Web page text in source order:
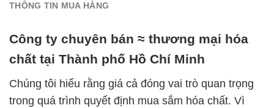
THÔNG TIN MUA HÀNG
Công ty chuyên bán ≈ thương mại hóa
chất tại Thành phố Hồ Chí Minh
Chúng tôi hiểu rằng giá cả đóng vai trò quan trọng
trong quá trình quyết định mua sắm hóa chất. Vì